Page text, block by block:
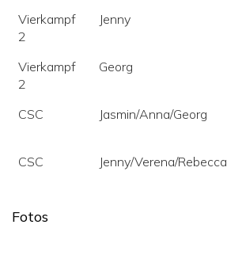
Vierkampf
2
Jenny
Vierkampf
2
Georg
CSC Jasmin/Anna/Georg
CSC
Jenny/Verena/Rebecca
Fotos